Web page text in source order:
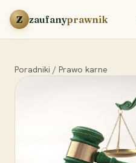
Przejdź do treści
Z zaufanyprawnik
Poradniki / Prawo karne